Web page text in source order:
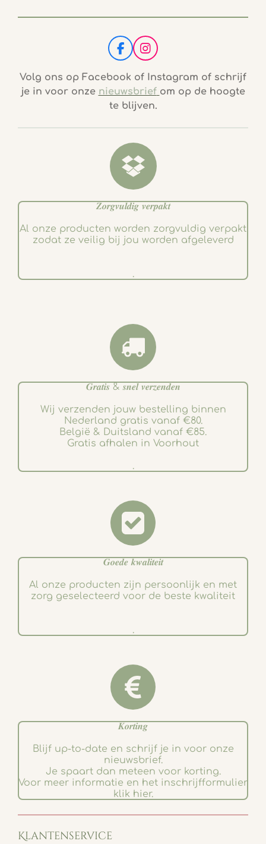
F
a
c
b
o
k
I
n
s
t
a
g
a
Volg ons op Facebook of Instagram of schrijf
je in voor onze nieuwsbrief om op de hoogte
te blijven.
𝒁𝒐𝒓𝒈𝒗𝒖𝒍𝒅𝒊𝒈 𝒗𝒆𝒓𝒑𝒂𝒌𝒕
Al onze producten worden zorgvuldig verpakt
zodat ze veilig bij jou worden afgeleverd
.
𝑮𝒓𝒂𝒕𝒊𝒔 & 𝒔𝒏𝒆𝒍 𝒗𝒆𝒓𝒛𝒆𝒏𝒅𝒆𝒏
Wij verzenden jouw bestelling binnen
Nederland gratis vanaf €80.
België & Duitsland vanaf €85.
Gratis afhalen in Voorhout
.
𝑮𝒐𝒆𝒅𝒆 𝒌𝒘𝒂𝒍𝒊𝒕𝒆𝒊𝒕
Al onze producten zijn persoonlijk en met
zorg geselecteerd voor de beste kwaliteit
.
𝑲𝒐𝒓𝒕𝒊𝒏𝒈
Blijf up-to-date en schrijf je in voor onze
nieuwsbrief.
Je spaart dan meteen voor korting.
Voor meer informatie en het inschrijfformulier
klik hier.
Klantenservice